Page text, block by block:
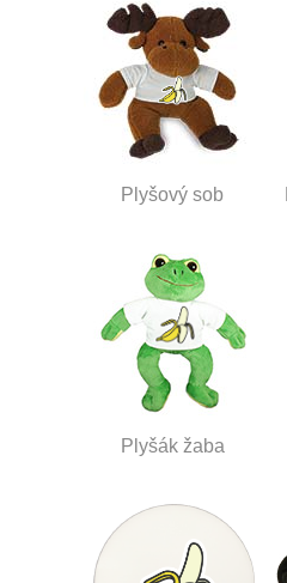
Plyšový sob
Plyšák žaba